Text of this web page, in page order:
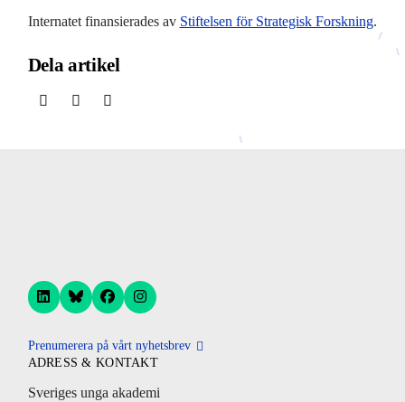
Internatet finansierades av Stiftelsen för Strategisk Forskning.
Dela artikel
Prenumerera på vårt nyhetsbrev
ADRESS & KONTAKT
Sveriges unga akademi